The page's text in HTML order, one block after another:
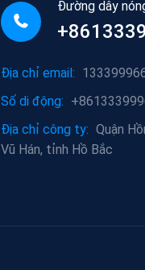
Đường dây
Địa chỉ email:
Số di động:
Địa chỉ công ty: Quận
Vũ Hán, tỉnh Hồ Bắc